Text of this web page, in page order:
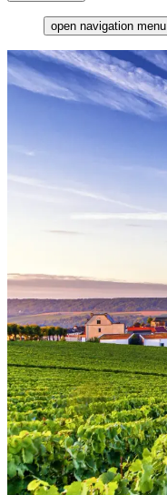
open navigation menu